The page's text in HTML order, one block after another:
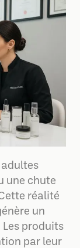
adultes
une chute
réalité
un
produits
par leur